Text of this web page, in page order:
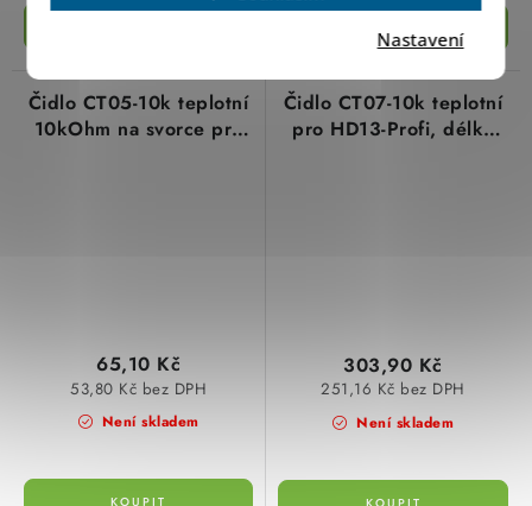
Nastavení
Čidlo CT05-10k teplotní
10kOhm na svorce pro
Není skladem
53,80 Kč bez DPH
65,10 Kč
Čidlo CT07-10k teplotní
pro HD13-Profi, délka
Není skladem
251,16 Kč bez DPH
303,90 Kč